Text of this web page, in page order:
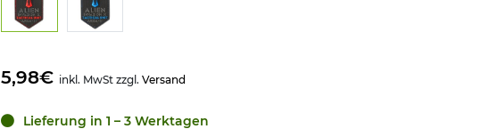
5,98€ inkl. MwSt zzgl. Versand
Lieferung in 1 – 3 Werktagen